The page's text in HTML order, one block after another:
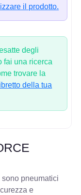
il prodotto.
degli
fai una ricerca
trovare la
libretto della tua
sono pneumatici
e